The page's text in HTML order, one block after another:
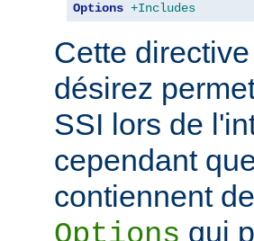
Options +Includes
Cette
désirez
SSI lors de
cependant
contiennent
qui